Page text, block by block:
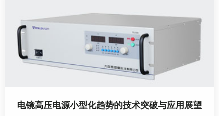
电镜高压电源小型化趋势的技术突破与应用展望